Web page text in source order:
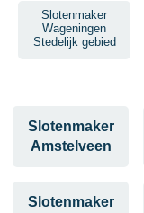
Slotenmaker
Wageningen
Stedelijk gebied
Slotenmaker
Amstelveen
Slotenmaker